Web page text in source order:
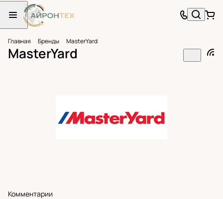
Главная Бренды MasterYard
MasterYard
Комментарии